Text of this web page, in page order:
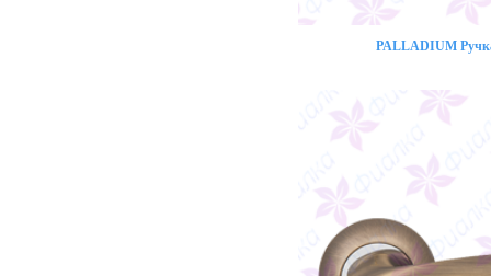
PALLADIUM